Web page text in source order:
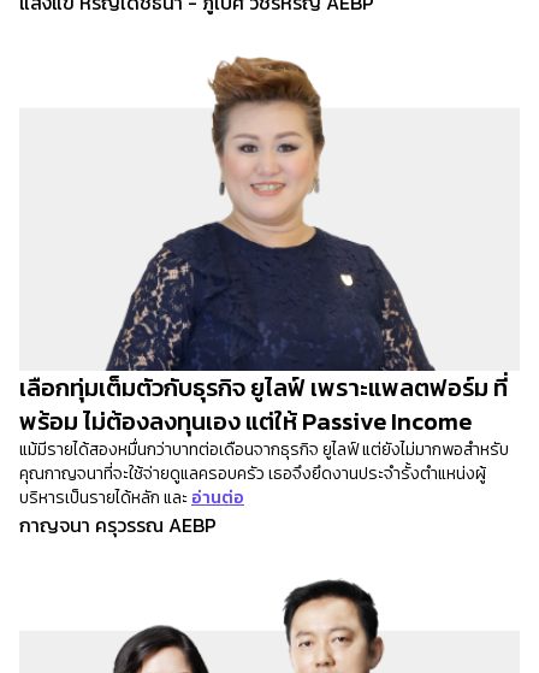
เลือกทุ่มเต็มตัวกับธุรกิจ ยูไลฟ์ เพราะแพลตฟอร์ม ที่
พร้อม ไม่ต้องลงทุนเอง แต่ให้ Passive Income
แม้มีรายได้สองหมื่นกว่าบาทต่อเดือนจากธุรกิจ ยูไลฟ์ แต่ยังไม่มากพอสำหรับ
คุณกาญจนาที่จะใช้จ่ายดูแลครอบครัว เธอจึงยึดงานประจำรั้งตำแหน่งผู้
บริหารเป็นรายได้หลัก และอ่านต่อ
กาญจนา ครุวรรณ AEBP